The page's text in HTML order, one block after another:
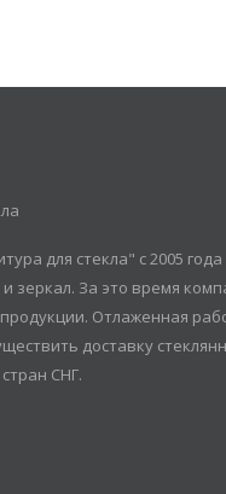
для стекла" с 2005
зеркал. За это время
Отлаженная
доставку
СНГ.